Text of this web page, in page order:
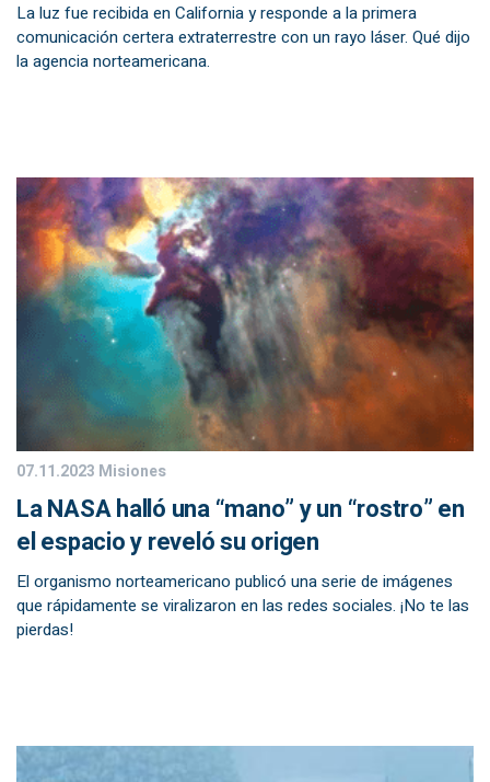
La luz fue recibida en California y responde a la primera
comunicación certera extraterrestre con un rayo láser. Qué dijo
la agencia norteamericana.
07.11.2023 Misiones
La NASA halló una “mano” y un “rostro” en
el espacio y reveló su origen
El organismo norteamericano publicó una serie de imágenes
que rápidamente se viralizaron en las redes sociales. ¡No te las
pierdas!